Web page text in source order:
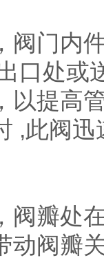
阀门内
口处或
以提高
,此阀
阀瓣处
动阀瓣